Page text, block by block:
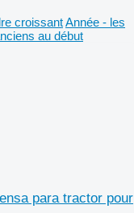
croissantAnnée - les
au début
para tractor pour